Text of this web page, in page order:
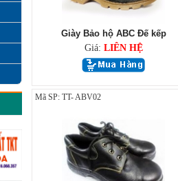
Giày Bảo hộ ABC Đế kếp
Giá: LIÊN HỆ
Mã SP: TT- ABV02